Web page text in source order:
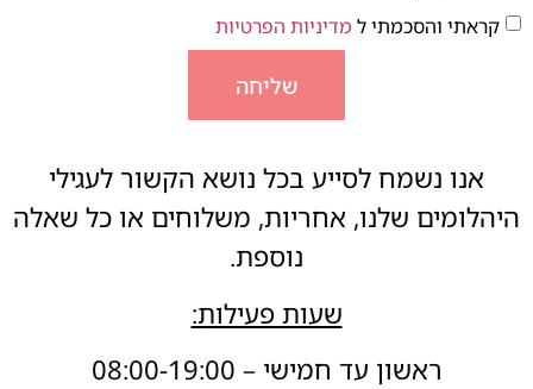
קראתי והסכמתי ל מדיניות הפרטיות
שליחה
אנו נשמח לסייע בכל נושא הקשור לעגילי
היהלומים שלנו, אחריות, משלוחים או כל שאלה
נוספת.
שעות פעילות:
ראשון עד חמישי – 08:00-19:00